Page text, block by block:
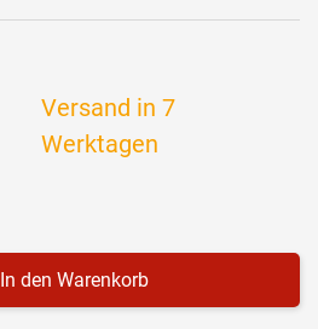
Versand in 7
Werktagen
In den Warenkorb